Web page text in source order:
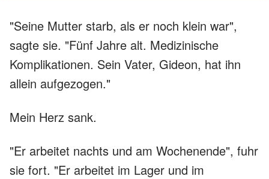
"Seine Mutter starb, als er noch klein war",
sagte sie. "Fünf Jahre alt. Medizinische
Komplikationen. Sein Vater, Gideon, hat ihn
allein aufgezogen."
Mein Herz sank.
"Er arbeitet nachts und am Wochenende", fuhr
sie fort. "Er arbeitet im Lager und im